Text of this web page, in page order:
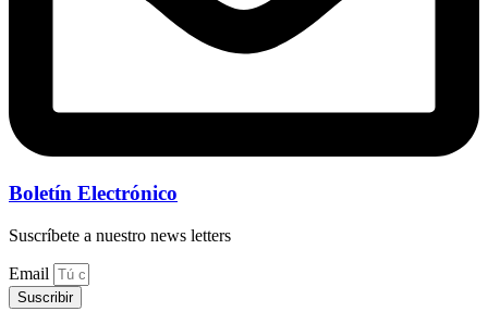
Boletín Electrónico
Suscríbete a nuestro news letters
Email
Suscribir